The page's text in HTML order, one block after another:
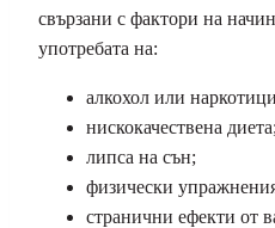
свързани с фактори на
употребата на:
алкохол или
нискокачествена диета;
липса на сън;
физически
странични ефекти от